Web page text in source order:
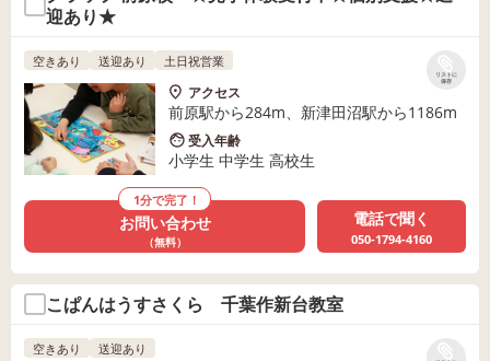
迎あり★
リストに
保存
空きあり 送迎あり 土日祝営業
アクセス
前原駅から284m、新津田沼駅から1186m
受入年齢
小学生 中学生 高校生
1分で完了！
お問い合わせ
（無料）
電話で聞く
050-1794-4160
こぱんはうすさくら 千葉作新台教室
空きあり 送迎あり